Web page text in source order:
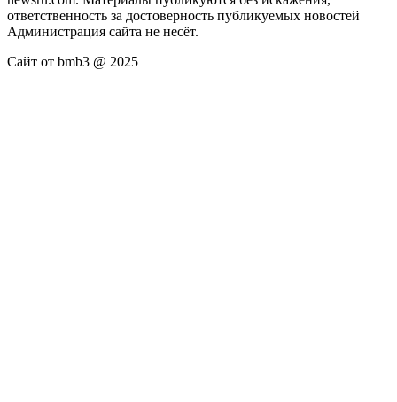
ответственность за достоверность публикуемых новостей
Администрация сайта не несёт.
Сайт от bmb3 @ 2025